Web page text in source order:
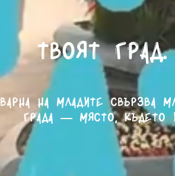
Твоят
Варна на младите свързва
града — място, където